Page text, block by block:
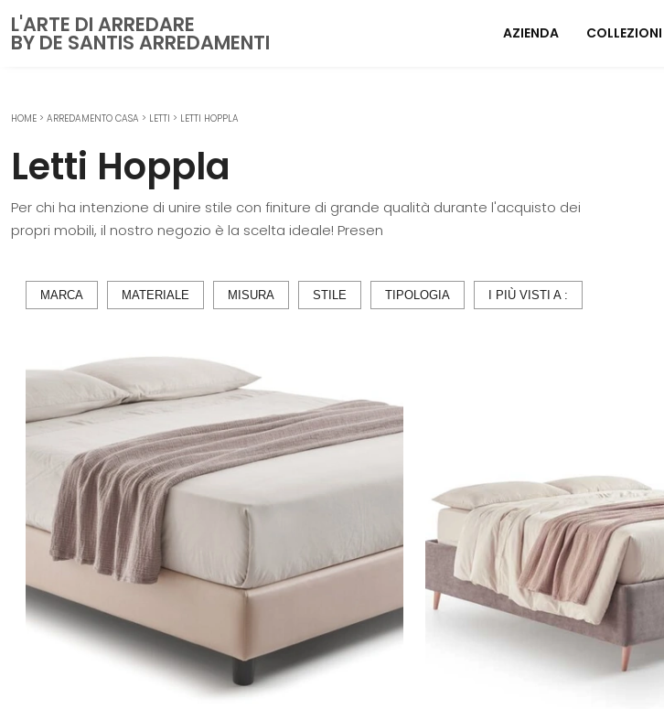
L'ARTE DI ARREDARE
BY DE SANTIS ARREDAMENTI AZIENDA COLLEZIONI
CUCINE
Cucine Moderne
Cucine Classiche
Cucine su misura
Librerie
Pareti Attrezzate
Poltrone
Madie
Poltrone relax
ZONA NOTTE
Letti
HOME > ARREDAMENTO CASA > LETTI > LETTI HOPPLA
Letti Hoppla
Per chi ha intenzione di unire stile con finiture di grande qualità durante l'acquisto dei
propri mobili, il nostro negozio è la scelta ideale! Presen
MARCA MATERIALE MISURA STILE TIPOLOGIA I PIÙ VISTI A :